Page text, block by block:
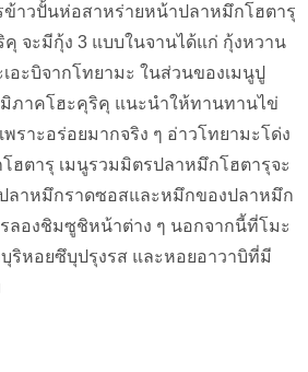
าวปั้นห่อสาหร่ายหน้าปลาหมึกโฮตารุ
จะมีกุ้ง 3 แบบในจานได้แก่ กุ้งหวาน
อะบิจากโทยามะ ในส่วนของเมนูปู
ภาคโฮะคุริคุ แนะนำให้ทานทานไข่
ราะอร่อยมากจริง ๆ อ่าวโทยามะโด่ง
ฮตารุ เมนูรวมมิตรปลาหมึกโฮตารุจะ
ลาหมึกราดซอสและหมึกของปลาหมึก
ลองชิมซูชิหน้าต่าง ๆ นอกจากนี้ที่โมะ
ริหอยซึบุปรุงรส และหอยอาวาบิที่มี